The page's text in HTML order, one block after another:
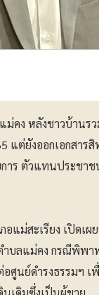
คง หลังชาวบ้านร
แต่ยังออกเอกสาร
การ ตัวแทนประชา
ม่สะเรียง เปิดเผ
ำบลแม่คง กรณีพิพ
ศูนย์ดำรงธรรมฯ เ